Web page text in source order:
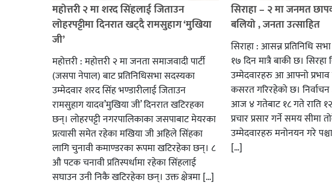
महोत्तरी २ मा शरद सिंहलाई जिताउन
लोहरपट्टीमा दिनरात खट्दै रामसुहाग ‘मुखिया
जी’
महोत्तरी : महोत्तरी २ मा जनता समाजवादी पार्टी
(जसपा नेपाल) बाट प्रतिनिधिसभा सदस्यका
उम्मेदवार शरद सिंह भण्डारीलाई जिताउन
रामसुहाग यादव’मुखिया जी’ दिनरात खटिरहका
छन्। लोहरपट्टी नगरपालिकाका जसपाबाट मेयरका
प्रत्यासी समेत रहेका मखिया जी अहिले सिंहका
लागि चुनावी कमाण्डरका रूपमा खटिरहेका छन्। ८
औ पटक चनावी प्रतिस्पर्धामा रहेका सिंहलाई
सघाउन उनी निकै खटिरहेका छन्। उक्त क्षेत्रमा […]
सिराहा – २ मा जनमत
बलियो , जनता उत्साहित
सिराहा : आसन्न प्रतिनिधि
१७ दिन मात्रै बाकी छ। सिरहा
उम्मेदवारहरु आ आफ्नो
कसरत गरिरहेको छ।
आज ४ गतेबाट १८ गते राति
प्रचार प्रसार गर्ने समय सीमा
उम्मेदवारहरु मनोनयन गरे
[…]